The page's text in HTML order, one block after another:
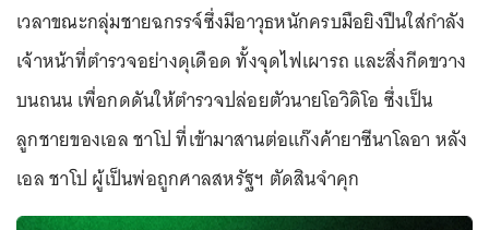
เวลาขณะกลุ่มชายฉกรรจ์ซึ่งมีอาวุธหนักครบมือยิงปืนใส่กำลัง
เจ้าหน้าที่ตำรวจอย่างดุเดือด ทั้งจุดไฟเผารถ และสิ่งกีดขวาง
บนถนน เพื่อกดดันให้ตำรวจปล่อยตัวนายโอวิดิโอ ซึ่งเป็น
ลูกชายของเอล ชาโป ที่เข้ามาสานต่อแก๊งค้ายาซีนาโลอา หลัง
เอล ชาโป ผู้เป็นพ่อถูกศาลสหรัฐฯ ตัดสินจำคุก